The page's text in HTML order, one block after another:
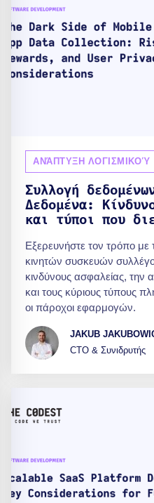
ΑΝΆΠΤΥΞΗ ΛΟΓΙΣΜΙΚΟΎ
Συλλογή
Δεδομένα:
και τύποι που
Εξερευνήστε τον τρόπο με
κινητών συσκευών
κινδύνους ασφαλείας,
και τους κύριους τύπους
οι πάροχοι εφαρμογών.
JAKUB
CTO & Συνιδρυτής